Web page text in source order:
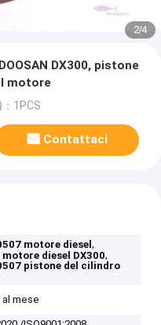
2/4
DX300, pistone
motore
：1PCS
Contattaci
motore diesel,
diesel DX300,
pistone del cilindro
al mese